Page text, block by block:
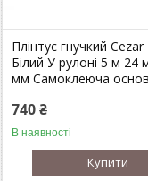
Плінтус гнучкий
Білий У рулоні 5 м 24
мм Самоклеюча
740 ₴
В наявності
Купити